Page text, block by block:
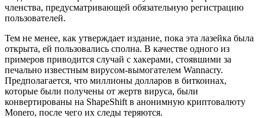
членства, предусматривающей обязательную регистрацию
пользователей.
Тем не менее, как утверждает издание, пока эта лазейка была
открыта, ей пользовались сполна. В качестве одного из
примеров приводится случай с хакерами, стоявшими за
печально известным вирусом-вымогателем Wannacry.
Предполагается, что миллионы долларов в биткоинах,
которые были получены от жертв вируса, были
конвертированы на ShapeShift в анонимную криптовалюту
Monero, после чего их следы теряются.